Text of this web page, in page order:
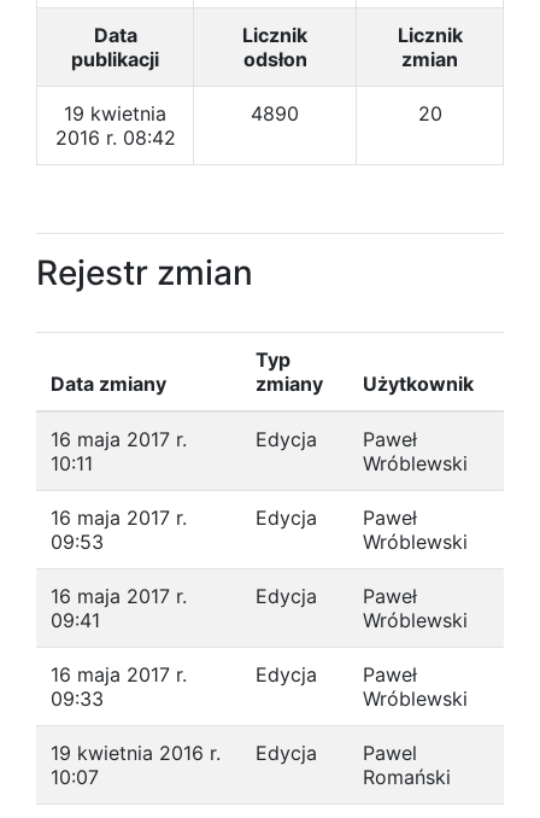
Data
publikacji
Licznik
odsłon
Licznik
zmian
19 kwietnia
2016 r. 08:42
4890 20
Rejestr zmian
Data zmiany
Typ
zmiany
Użytkownik
16 maja 2017 r.
10:11
Edycja
Paweł
Wróblewski
16 maja 2017 r.
09:53
Edycja
Paweł
Wróblewski
16 maja 2017 r.
09:41
Edycja
Paweł
Wróblewski
16 maja 2017 r.
09:33
Edycja
Paweł
Wróblewski
19 kwietnia 2016 r.
10:07
Edycja
Pawel
Romański